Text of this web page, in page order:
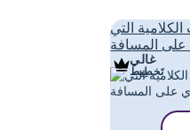
التي
المسافة
غالي
تَخطِيط